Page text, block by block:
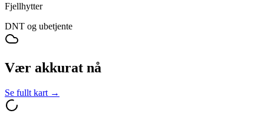
Fjellhytter
DNT og ubetjente
Vær akkurat nå
Se fullt kart →